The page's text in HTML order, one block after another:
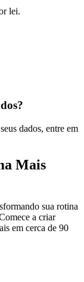
lei.
dados, entre em
Mais
sua rotina
a criar
em cerca de 90